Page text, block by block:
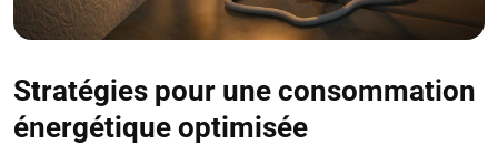
Stratégies pour une consommation
énergétique optimisée